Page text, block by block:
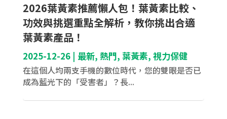
2026葉黃素推薦懶人包！葉黃素比較、
功效與挑選重點全解析，教你挑出合適
葉黃素產品！
2025-12-26| 最新, 熱門, 葉黃素, 視力保健
在這個人均兩支手機的數位時代，您的雙眼是否已
成為藍光下的「受害者」？長...